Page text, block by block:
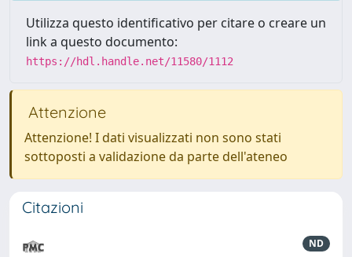
Utilizza questo identificativo per citare o creare un
link a questo documento:
https://hdl.handle.net/11580/1112
Attenzione
Attenzione! I dati visualizzati non sono stati
sottoposti a validazione da parte dell'ateneo
Citazioni
ND